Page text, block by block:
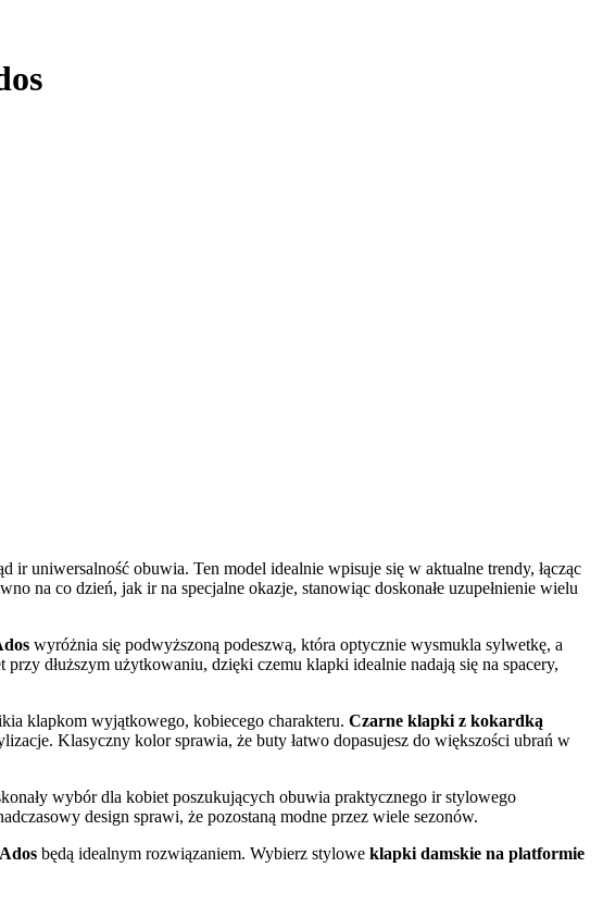
uniwersalność obuwia. Ten model idealnie wpisuje się w aktualne trendy, łącząc
na co dzień, jak ir na specjalne okazje, stanowiąc doskonałe uzupełnienie wielu
wyróżnia się podwyższoną podeszwą, która optycznie wysmukla sylwetkę, a
dłuższym użytkowaniu, dzięki czemu klapki idealnie nadają się na spacery,
klapkom wyjątkowego, kobiecego charakteru. Czarne klapki z kokardką
Klasyczny kolor sprawia, że buty łatwo dopasujesz do większości ubrań w
wybór dla kobiet poszukujących obuwia praktycznego ir stylowego
design sprawi, że pozostaną modne przez wiele sezonów.
będą idealnym rozwiązaniem. Wybierz stylowe klapki damskie na platformie